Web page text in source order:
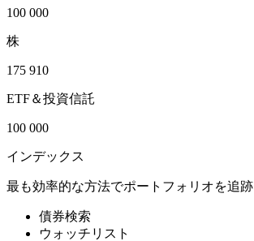
100 000
株
175 910
ETF＆投資信託
100 000
インデックス
最も効率的な方法でポートフォリオを追跡
債券検索
ウォッチリスト